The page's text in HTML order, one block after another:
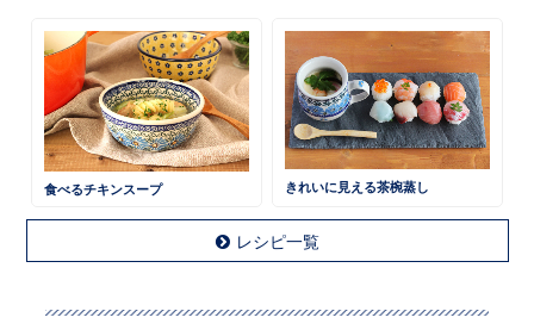
食べるチキンスープ きれいに見える茶椀蒸し
レシピ一覧